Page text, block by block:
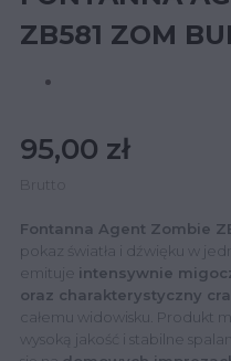
ZB581 ZOM
95,00 zł
Brutto
Fontanna Agent Zombie
pokaz światła i dźwięku w
emituje intensywnie
oraz charakterystyczny
całemu widowisku. Produkt
wysoką jakość i stabilne